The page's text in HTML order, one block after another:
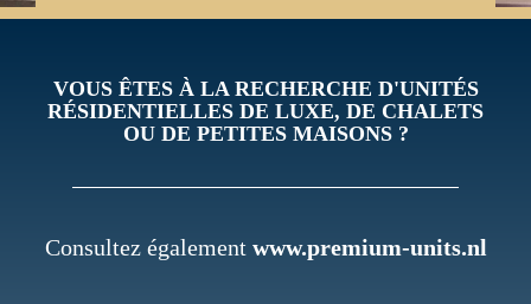
VOUS ÊTES À LA RECHERCHE D'UNITÉS
RÉSIDENTIELLES DE LUXE, DE CHALETS
OU DE PETITES MAISONS ?
Consultez également www.premium-units.nl